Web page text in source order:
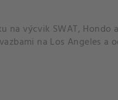
na výcvik SWAT, Hondo
na Los Angeles a